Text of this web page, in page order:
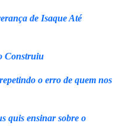
de Isaque Até
Construiu
o erro de quem nos
quis ensinar sobre o